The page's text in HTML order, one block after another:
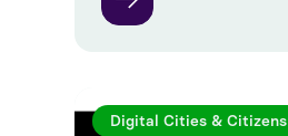
Digital Cities & Citizens